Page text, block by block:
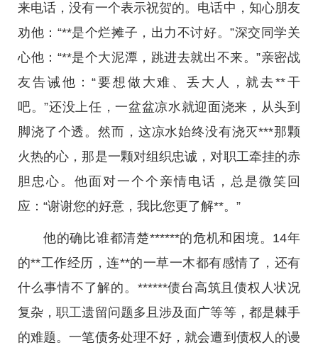
来电话，没有一个表示祝贺的。电话中，知心朋友
劝他：“**是个烂摊子，出力不讨好。”深交同学关
心他：“**是个大泥潭，跳进去就出不来。”亲密战
友告诫他：“要想做大难、丢大人，就去**干
吧。”还没上任，一盆盆凉水就迎面浇来，从头到
脚浇了个透。然而，这凉水始终没有浇灭***那颗
火热的心，那是一颗对组织忠诚，对职工牵挂的赤
胆忠心。他面对一个个亲情电话，总是微笑回
应：“谢谢您的好意，我比您更了解**。”
他的确比谁都清楚******的危机和困境。14年
的**工作经历，连**的一草一木都有感情了，还有
什么事情不了解的。******债台高筑且债权人状况
复杂，职工遗留问题多且涉及面广等等，都是棘手
的难题。一笔债务处理不好，就会遭到债权人的谩